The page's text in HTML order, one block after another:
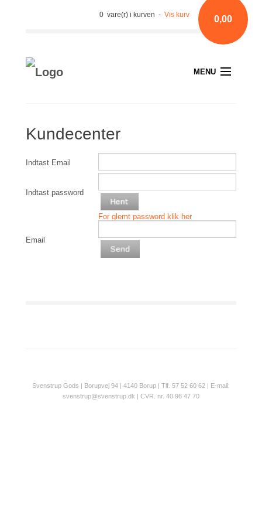
0 vare(r) i kurven - Vis kurv 0,00
MENU
Kundecenter
Indtast Email
Indtast password
For glemt password klik her
Email
Svenstrup Gods | Borupvej 94 | 4140 Borup | Tlf. 57 52 60 62 | E-mail:
svenstrup@svenstrup.dk | CVR. nr. 40 96 47 70